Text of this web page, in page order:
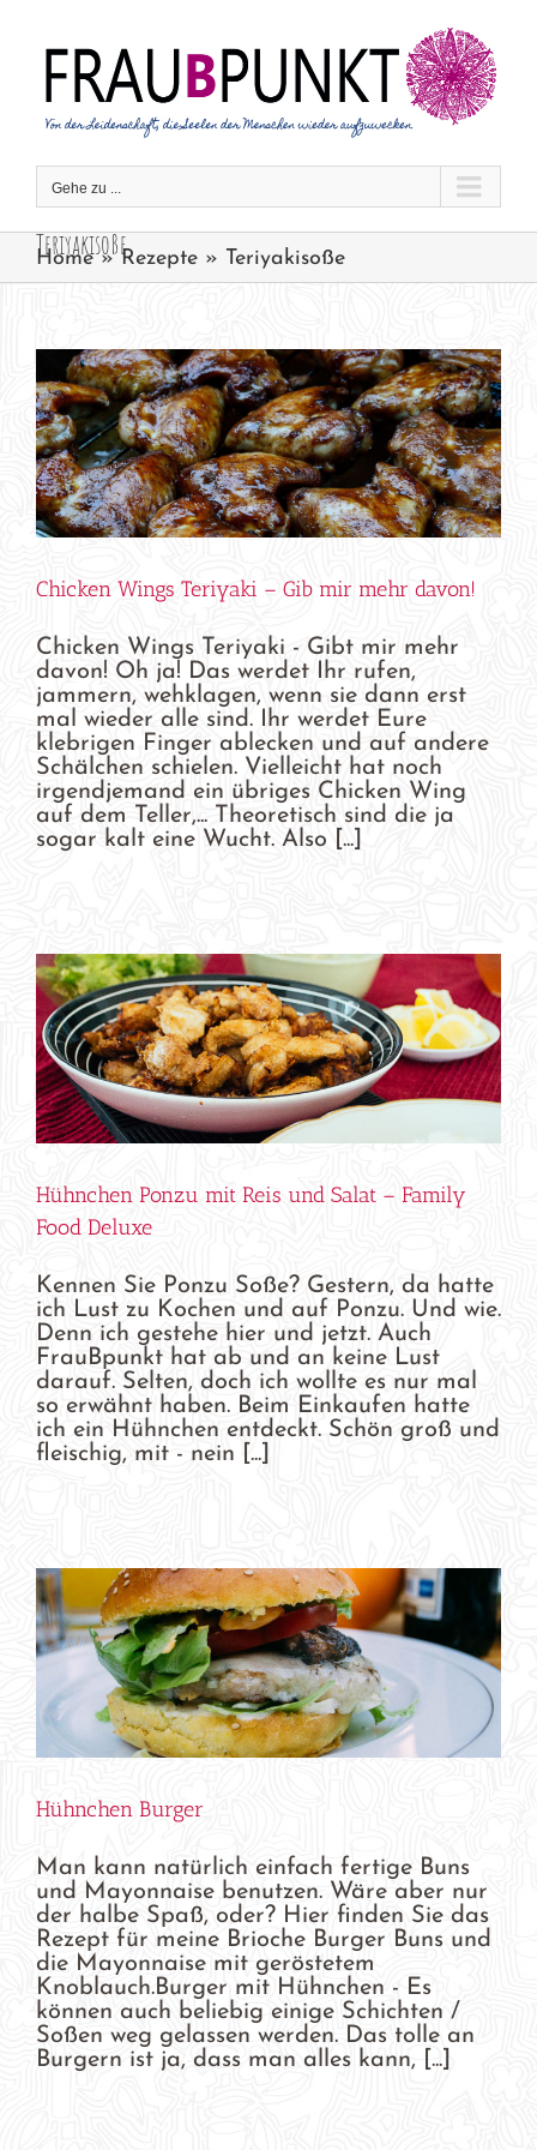
springen
Gehe zu ...
Teriyakisoße
Home»Rezepte » Teriyakisoße
Chicken Wings Teriyaki – Gib mir mehr davon!
Chicken Wings Teriyaki - Gibt mir mehr
davon! Oh ja! Das werdet Ihr rufen,
jammern, wehklagen, wenn sie dann erst
mal wieder alle sind. Ihr werdet Eure
klebrigen Finger ablecken und auf andere
Schälchen schielen. Vielleicht hat noch
irgendjemand ein übriges Chicken Wing
auf dem Teller,... Theoretisch sind die ja
sogar kalt eine Wucht. Also [...]
Hühnchen Ponzu mit Reis und Salat – Family
Food Deluxe
Kennen Sie Ponzu Soße? Gestern, da hatte
ich Lust zu Kochen und auf Ponzu. Und wie.
Denn ich gestehe hier und jetzt. Auch
FrauBpunkt hat ab und an keine Lust
darauf. Selten, doch ich wollte es nur mal
so erwähnt haben. Beim Einkaufen hatte
ich ein Hühnchen entdeckt. Schön groß und
fleischig, mit - nein [...]
Hühnchen Burger
Man kann natürlich einfach fertige Buns
und Mayonnaise benutzen. Wäre aber nur
der halbe Spaß, oder? Hier finden Sie das
Rezept für meine Brioche Burger Buns und
die Mayonnaise mit geröstetem
Knoblauch.Burger mit Hühnchen - Es
können auch beliebig einige Schichten /
Soßen weg gelassen werden. Das tolle an
Burgern ist ja, dass man alles kann, [...]